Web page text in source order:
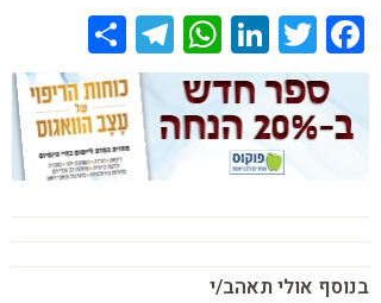
Facebook
Twitter
LinkedIn
WhatsApp
Telegram
בנוסף אולי תאהב/י